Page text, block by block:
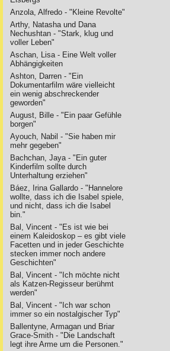
Anzola, Alfredo - "Kleine Revolte"
Arthy, Natasha und Dana
Nechushtan - "Stark, klug und
voller Leben"
Aschan, Lisa - Eine Welt voller
Abhängigkeiten
Ashton, Darren - "Ein
Dokumentarfilm wäre vielleicht
ein wenig abschreckender
geworden"
August, Bille - "Ein paar Gefühle
borgen"
Ayouch, Nabil - "Sie haben mir
mehr gegeben"
Bachchan, Jaya - "Ein guter
Kinderfilm sollte durch
Unterhaltung erziehen"
Báez, Irina Gallardo - "Hannelore
wollte, dass ich die Isabel spiele,
und nicht, dass ich die Isabel
bin."
Bal, Vincent - "Es ist wie bei
einem Kaleidoskop – es gibt viele
Facetten und in jeder Geschichte
stecken immer noch andere
Geschichten"
Bal, Vincent - "Ich möchte nicht
als Katzen-Regisseur berühmt
werden"
Bal, Vincent - "Ich war schon
immer so ein nostalgischer Typ"
Ballentyne, Armagan und Briar
Grace-Smith - "Die Landschaft
legt ihre Arme um die Personen."